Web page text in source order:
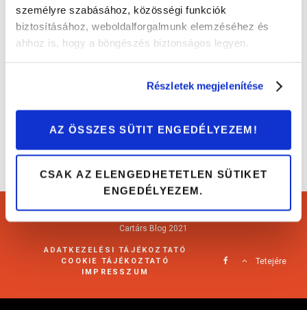
személyre szabásához, közösségi funkciók
biztosításához, weboldalforgalmunk elemzéséhez és
ahhoz is, hogy a böngészés biztonságos legyen.
Részletek megjelenítése
AZ ÖSSZES SÜTIT ENGEDÉLYEZEM!
CSAK AZ ELENGEDHETETLEN SÜTIKET
ENGEDÉLYEZEM.
5 meghökkentő anyag, amikből autót
Cartárs Blog 2021
ADATKEZELÉSI TÁJÉKOZTATÓ
COOKIE TÁJÉKOZTATÓ
IMPRESSZUM
Tetejére